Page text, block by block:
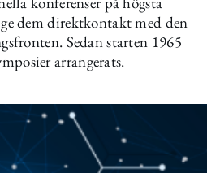
dem direktkontakt med den
Sedan starten 1965
arrangerats.